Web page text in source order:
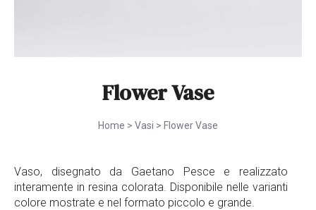
Flower Vase
Home > Vasi > Flower Vase
Vaso, disegnato da Gaetano Pesce e realizzato
interamente in resina colorata. Disponibile nelle varianti
colore mostrate e nel formato piccolo e grande.